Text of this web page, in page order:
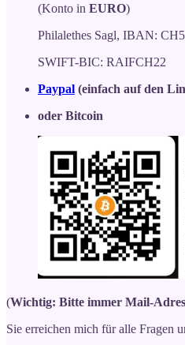
(Konto in EURO)
Philalethes Sagl, IBAN:
SWIFT-BIC: RAIFCH22
Paypal (einfach auf den
oder Bitcoin
(Wichtig: Bitte immer Mail-
Sie erreichen mich für alle Fragen